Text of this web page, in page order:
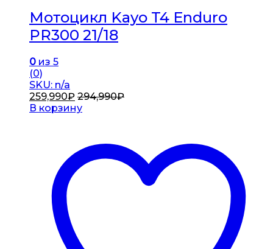
Мотоцикл Kayo T4 Enduro
PR300 21/18
0 из 5
(0)
SKU: n/a
259,990₽ 294,990₽
В корзину